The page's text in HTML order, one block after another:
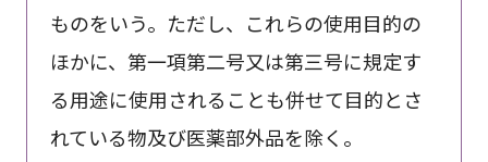
ものをいう。ただし、これらの使用目的の
ほかに、第一項第二号又は第三号に規定す
る用途に使用されることも併せて目的とさ
れている物及び医薬部外品を除く。